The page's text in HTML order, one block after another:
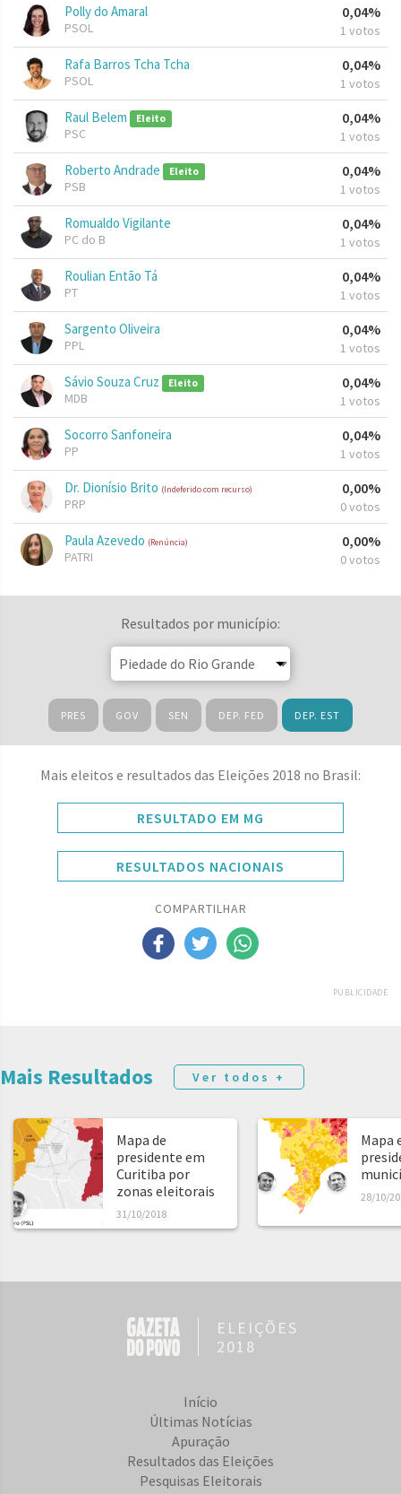
Polly do Amaral
PSOL
0,04%
1 votos
Rafa Barros Tcha Tcha
PSOL
0,04%
1 votos
Raul Belem Eleito
PSC
0,04%
1 votos
Roberto Andrade Eleito
PSB
0,04%
1 votos
Romualdo Vigilante
PC do B
0,04%
1 votos
Roulian Então Tá
PT
0,04%
1 votos
Sargento Oliveira
PPL
0,04%
1 votos
Sávio Souza Cruz Eleito
MDB
0,04%
1 votos
Socorro Sanfoneira
PP
0,04%
1 votos
Dr. Dionísio Brito (Indeferido com recurso)
PRP
0,00%
0 votos
Paula Azevedo (Renúncia)
PATRI
0,00%
0 votos
Resultados por município:
PRES GOV SEN DEP. FED DEP. EST
Mais eleitos e resultados das Eleições 2018 no Brasil:
RESULTADO EM MG
RESULTADOS NACIONAIS
COMPARTILHAR
PUBLICIDADE
Mais Resultados Ver todos +
Mapa de
presidente em
Curitiba por
zonas eleitorais
31/10/2018
Mapa
28/10/
ELEIÇÕES
2018
Início
Últimas Notícias
Apuração
Resultados das Eleições
Pesquisas Eleitorais